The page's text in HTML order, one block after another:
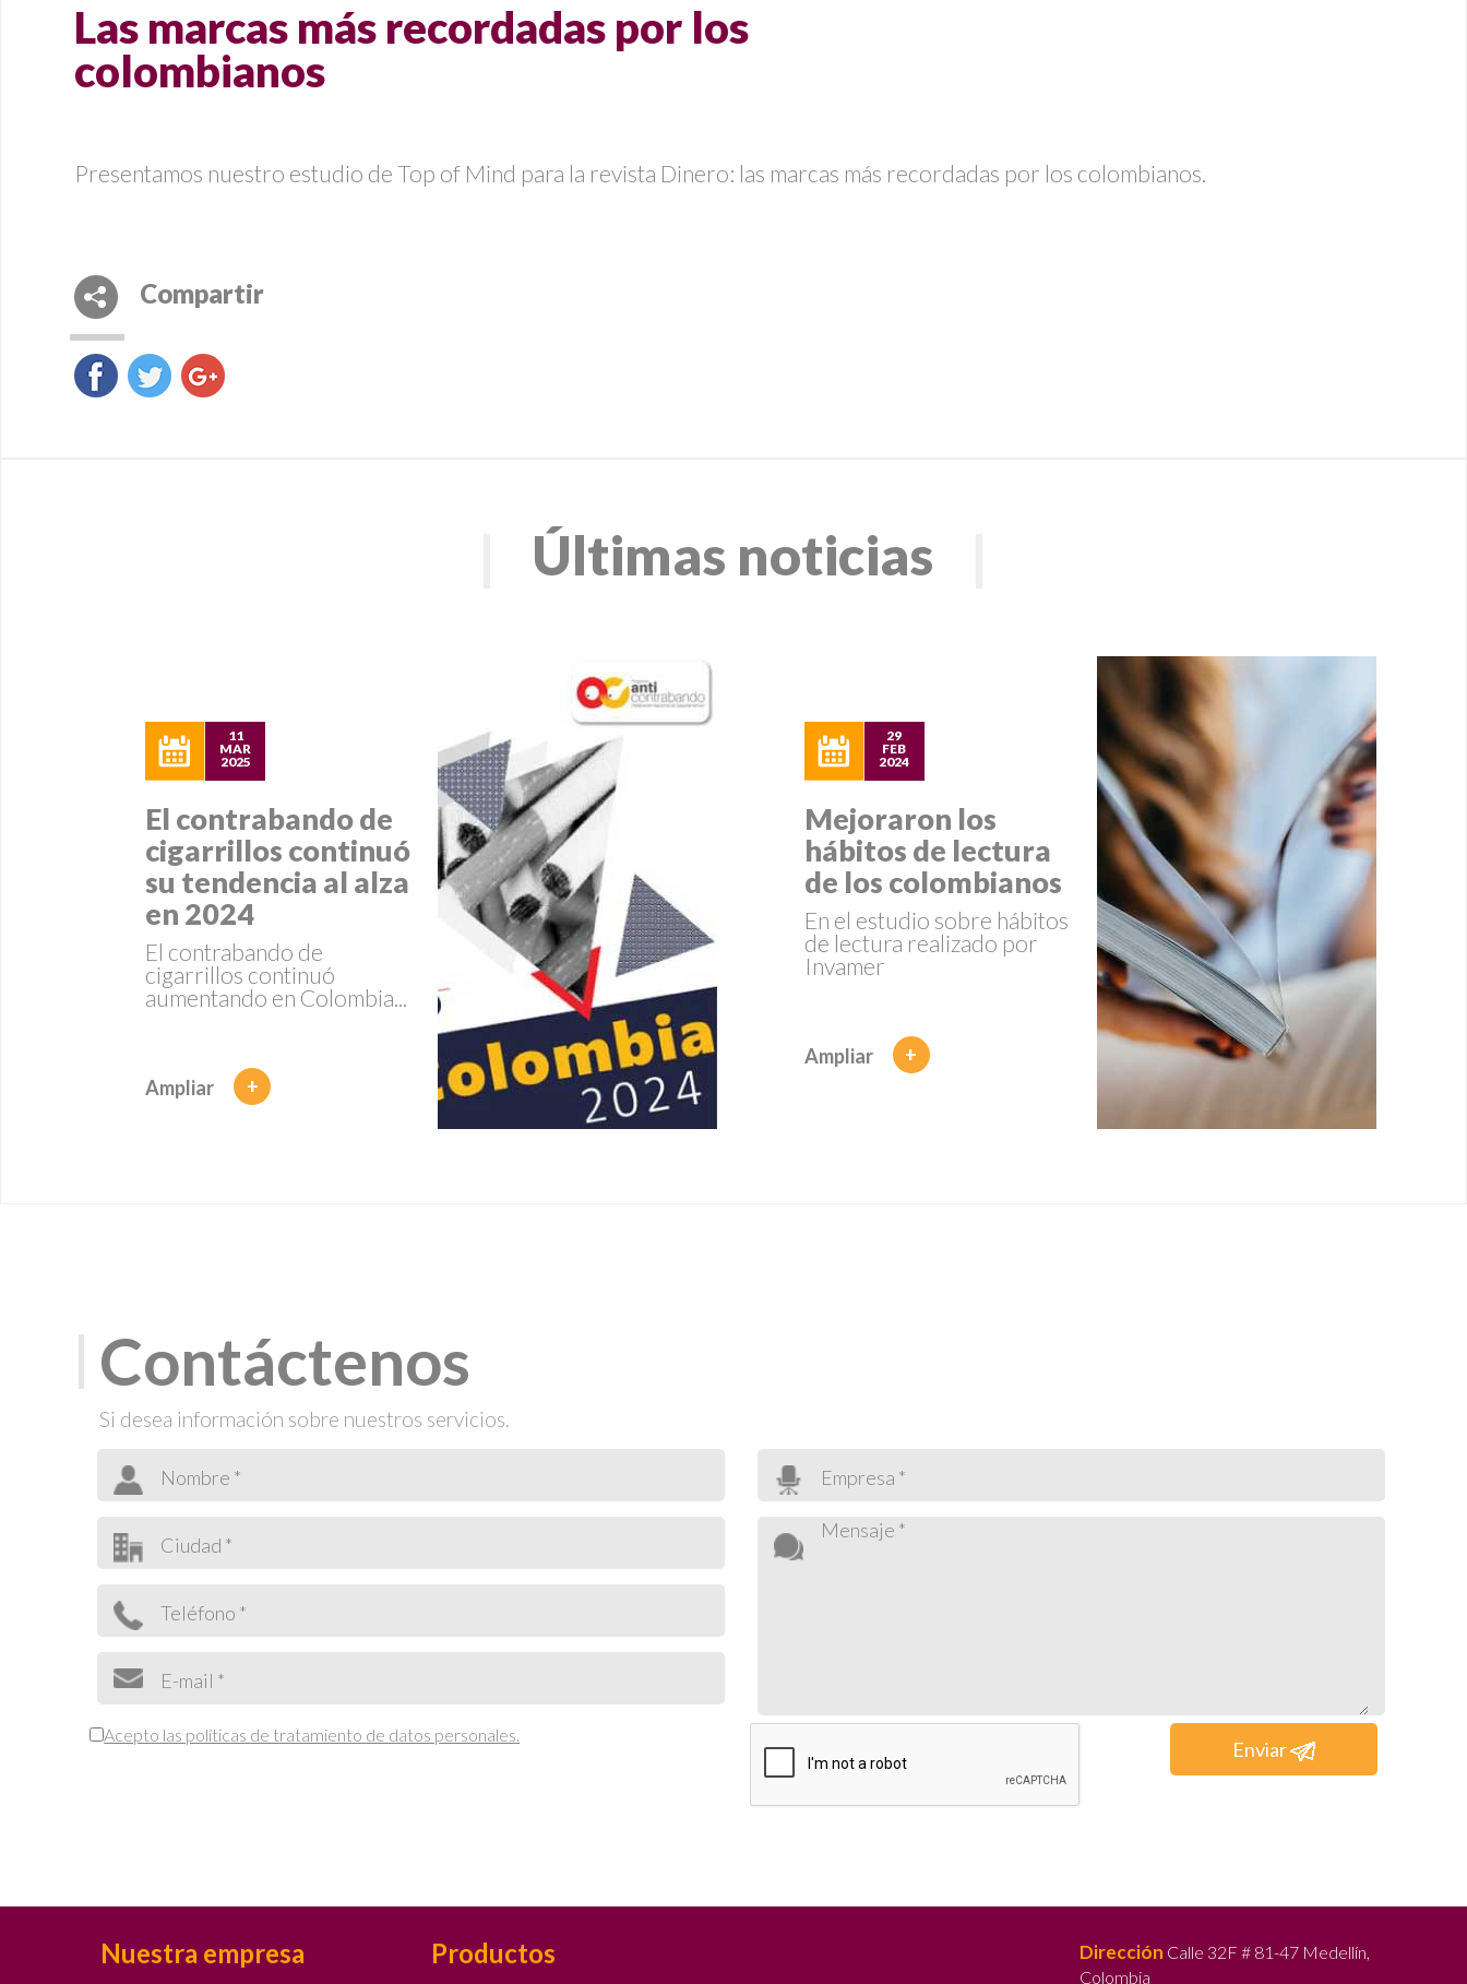
Las marcas más recordadas por los
colombianos
Presentamos nuestro estudio de Top of Mind para la revista Dinero: las marcas más recordadas por los colombianos.
Compartir
Últimas noticias
11
MAR
2025
El contrabando de
cigarrillos continuó
su tendencia al alza
en 2024
El contrabando de
cigarrillos continuó
aumentando en Colombia...
Ampliar +
29
FEB
2024
Mejoraron los
hábitos de lectura
de los colombianos
En el estudio sobre hábitos
de lectura realizado por
Invamer
Ampliar +
Contáctenos
Si desea información sobre nuestros servicios.
Acepto las políticas de tratamiento de datos personales.
Enviar
Nuestra empresa Productos Dirección Calle 32F # 81-47 Medellín,
Colombia